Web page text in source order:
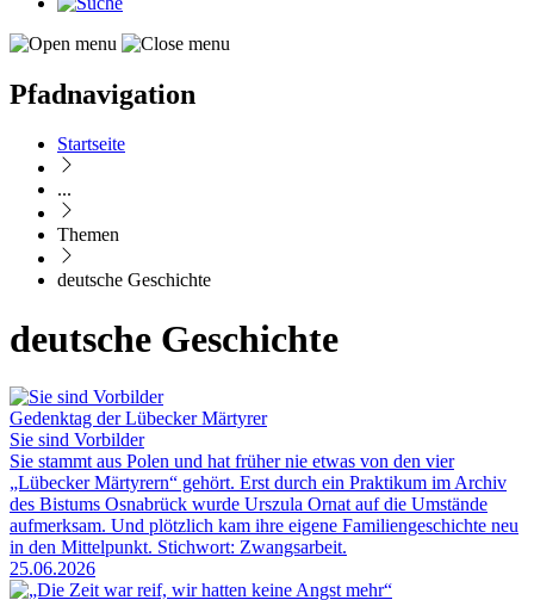
Pfadnavigation
Startseite
...
Themen
deutsche Geschichte
deutsche Geschichte
Gedenktag der Lübecker Märtyrer
Sie sind Vorbilder
Sie stammt aus Polen und hat früher nie etwas von den vier
„Lübecker Märtyrern“ gehört. Erst durch ein Praktikum im Archiv
des Bistums Osnabrück wurde Urszula Ornat auf die Umstände
aufmerksam. Und plötzlich kam ihre eigene Familiengeschichte neu
in den Mittelpunkt. Stichwort: Zwangsarbeit.
25.06.2026